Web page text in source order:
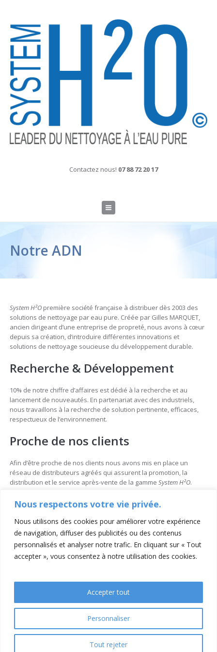
Nous respectons votre vie privée.
Nous utilisons des cookies pour améliorer votre expérience
de navigation, diffuser des publicités ou des contenus
personnalisés et analyser notre trafic. En cliquant sur « Tout
accepter », vous consentez à notre utilisation des cookies.
Personnaliser
Tout rejeter
Accepter tout
Contactez nous! 07 88 72 20 17
Notre ADN
System H²Opremière société française à distribuer dès 2003 des
solutions de nettoyage par eau pure. Créée par Gilles MARQUET,
ancien dirigeant d’une entreprise de propreté, nous avons à cœur
depuis sa création, d’introduire différentes innovations et
solutions de nettoyage soucieuse du développement durable.
Recherche & Développement
10% de notre chiffre d’affaires est dédié à la recherche et au
lancement de nouveautés. En partenariat avec des industriels,
nous travaillons à la recherche de solution pertinente, efficaces,
respectueux de l’environnement.
Proche de nos clients
Afin d’être proche de nos clients nous avons mis en place un
réseau de distributeurs agréés qui assurent la promotion, la
distribution et le service après-vente de la gamme System H²O.
Mentions légales
Conditions générales de ventes